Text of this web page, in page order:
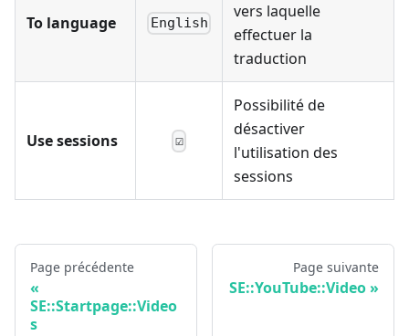
To language English
vers laquelle
effectuer la
traduction
Use sessions ☑
Possibilité de
désactiver
l'utilisation des
sessions
Page précédente
SE::Startpage::Video
s
Page suivante
SE::YouTube::Video